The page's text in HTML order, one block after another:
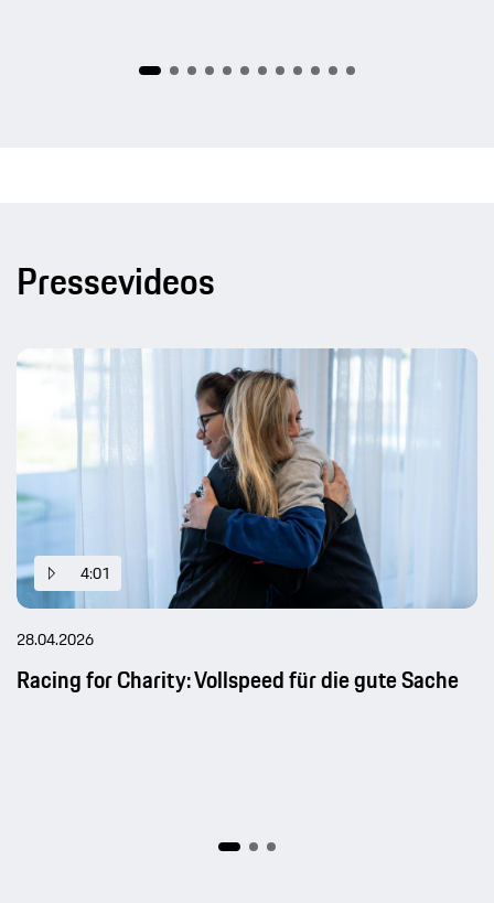
Pressevideos
4:01
28.04.2026
Racing for Charity: Vollspeed für die gute Sache